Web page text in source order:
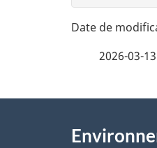
a
l
s
n
v
o
2026-03-13